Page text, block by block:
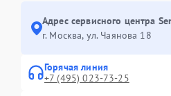
Адрес сервисного центра
г. Москва, ул. Чаянова 18
Горячая линия
+7 (495) 023-73-25